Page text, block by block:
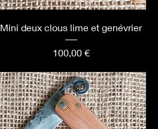
Mini deux clous lime et genévrier
Prix
100,00 €